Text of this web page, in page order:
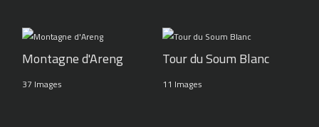
Montagne d'Areng
37 Images
Tour du Soum Blanc
11 Images